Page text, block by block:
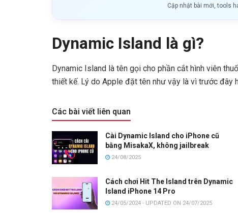
Cập nhật bài mới, tools
Dynamic Island là gì?
Dynamic Island là tên gọi cho phần cắt hình viên
thiết kế. Lý do Apple đặt tên như vậy là vì trước đây
Các bài viết liên quan
Cài Dynamic Island cho iPhone cũ
bằng MisakaX, không jailbreak
24/08/2025
Cách chơi Hit The Island trên Dynamic
Island iPhone 14 Pro
24/05/2024 - UPDATED ON 24/07/2025